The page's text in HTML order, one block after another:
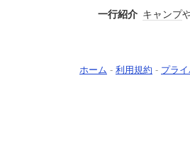
一行紹介 キャンプ
ホーム - 利用規約 - プラ